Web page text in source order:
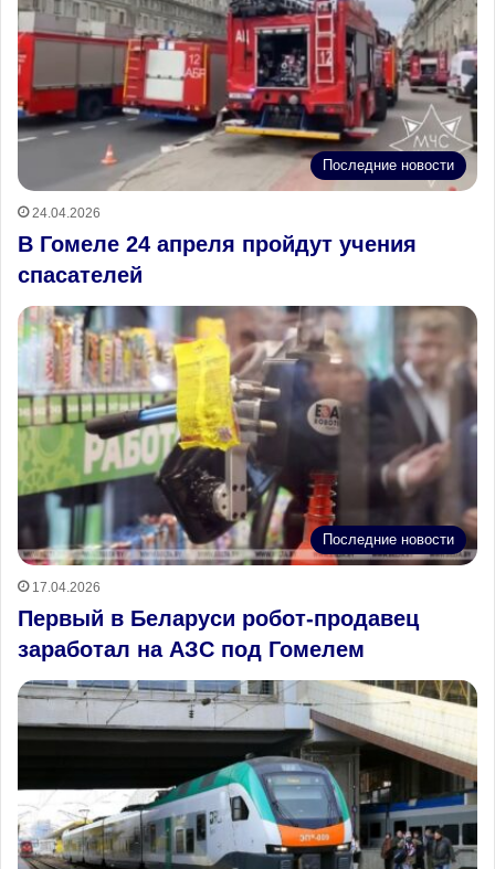
Последние новости
24.04.2026
В Гомеле 24 апреля пройдут учения
спасателей
Последние новости
17.04.2026
Первый в Беларуси робот‑продавец
заработал на АЗС под Гомелем